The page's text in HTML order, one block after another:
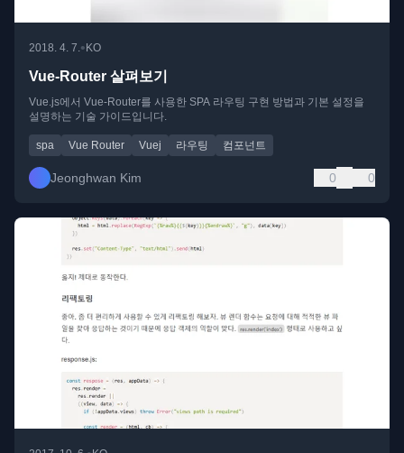
2018. 4. 7.• KO
Vue-Router 살펴보기
Vue.js에서 Vue-Router를 사용한 SPA 라우팅 구현 방법과 기본 설정을
설명하는 기술 가이드입니다.
spa Vue Router Vuej 라우팅 컴포넌트
Jeonghwan Kim 0 0